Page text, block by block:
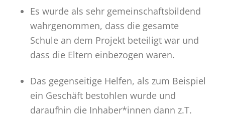
Es wurde als sehr gemeinschaftsbildend
wahrgenommen, dass die gesamte
Schule an dem Projekt beteiligt war und
dass die Eltern einbezogen waren.
Das gegenseitige Helfen, als zum Beispiel
ein Geschäft bestohlen wurde und
daraufhin die Inhaber*innen dann z.T.